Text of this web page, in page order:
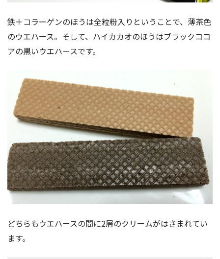
鉄＋コラーゲンのほうは全粒粉入りということで、薄茶色
のウエハース。そして、ハイカカオのほうはブラックココ
アの黒いウエハースです。
どちらもウエハースの間に2層のクリームがはさまれてい
ます。